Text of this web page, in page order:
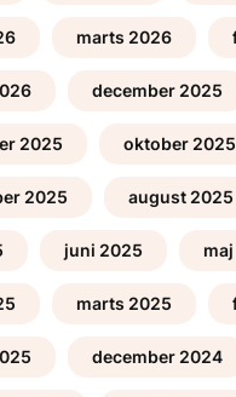
marts 2026
december 2025
2025 oktober 2025
2025 august 2025
juni 2025
marts 2025
december 2024